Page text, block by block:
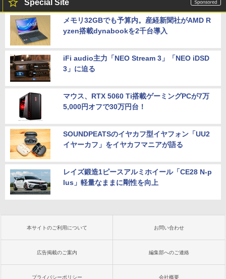
Special Site
メモリ32GBでも予算内。産経新聞社がAMD R
yzen搭載dynabookを2千台導入
iFi audio主力「NEO Stream 3」「NEO iDSD
3」に迫る
マウス、RTX 5060 Ti搭載ゲーミングPCが7万
5,000円オフで30万円台！
SOUNDPEATSのイヤカフ型イヤフォン「UU2
イヤーカフ」をイヤカフマニアが語る
レイズ鍛造1ピースアルミホイール「CE28 N-p
lus」軽量なままに剛性を向上
本サイトのご利用について お問い合わせ
広告掲載のご案内 編集部へのご連絡
プライバシーポリシー 会社概要